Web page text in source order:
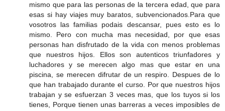
mismo que para las personas de la tercera edad, que para
esas si hay viajes muy baratos, subvencionados.Para que
vosotros las familias podais descansar, pues esto es lo
mismo. Pero con mucha mas necesidad, por que esas
personas han disfrutado de la vida con menos problemas
que nuestros hijos. Ellos son autenticos triunfadores y
luchadores y se merecen algo mas que estar en una
piscina, se merecen difrutar de un respiro. Despues de lo
que han trabajado durante el curso. Por que nuestros hijos
trabajan y se esfuerzan 3 veces mas, que los tuyos si los
tienes, Porque tienen unas barreras a veces imposibles de